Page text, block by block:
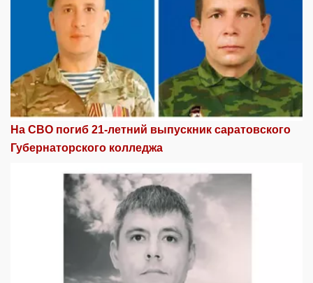
На СВО погиб 21-летний выпускник саратовского
Губернаторского колледжа